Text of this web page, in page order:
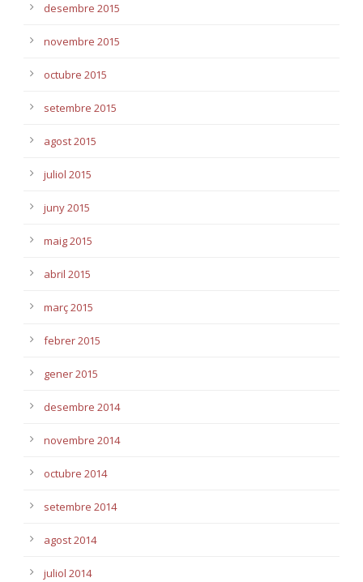
desembre 2015
novembre 2015
octubre 2015
setembre 2015
agost 2015
juliol 2015
juny 2015
maig 2015
abril 2015
març 2015
febrer 2015
gener 2015
desembre 2014
novembre 2014
octubre 2014
setembre 2014
agost 2014
juliol 2014